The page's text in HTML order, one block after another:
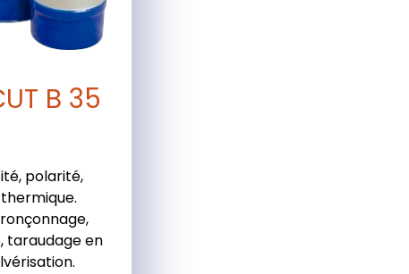
B 35
polarité,
taraudage en